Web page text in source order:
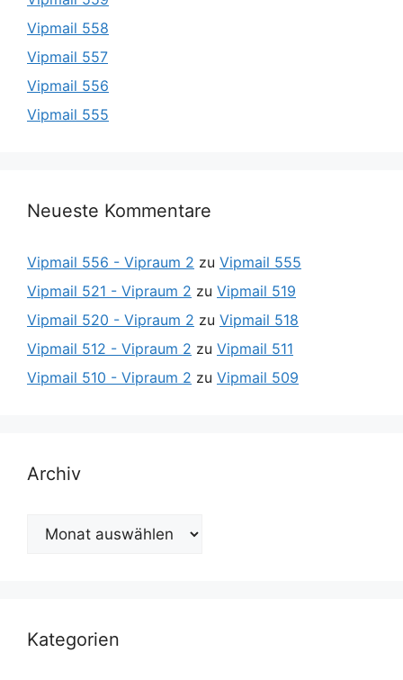
Vipmail 558
Vipmail 557
Vipmail 556
Vipmail 555
Neueste Kommentare
Vipmail 556 - Vipraum 2 zu Vipmail 555
Vipmail 521 - Vipraum 2 zu Vipmail 519
Vipmail 520 - Vipraum 2 zu Vipmail 518
Vipmail 512 - Vipraum 2 zu Vipmail 511
Vipmail 510 - Vipraum 2 zu Vipmail 509
Archiv
Archiv
Kategorien